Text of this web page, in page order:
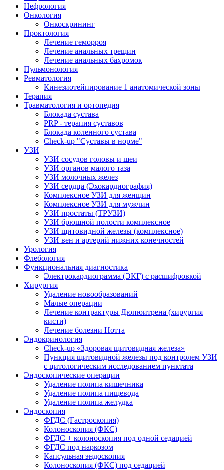
Нефрология
Онкология
Онкоскрининг
Проктология
Лечение геморроя
Лечение анальных трещин
Лечение анальных бахромок
Пульмонология
Ревматология
Кинезиотейпирование 1 анатомической зоны
Терапия
Травматология и ортопедия
Блокада сустава
PRP - терапия суставов
Блокада коленного сустава
Check-up "Суставы в норме"
УЗИ
УЗИ сосудов головы и шеи
УЗИ органов малого таза
УЗИ молочных желез
УЗИ сердца (Эхокардиография)
Комплексное УЗИ для женщин
Комплексное УЗИ для мужчин
УЗИ простаты (ТРУЗИ)
УЗИ брюшной полости комплексное
УЗИ щитовидной железы (комплексное)
УЗИ вен и артерий нижних конечностей
Урология
Флебология
Функциональная диагностика
Электрокардиограмма (ЭКГ) с расшифровкой
Хирургия
Удаление новообразований
Малые операции
Лечение контрактуры Дюпюитрена (хирургия
кисти)
Лечение болезни Нотта
Эндокринология
Check-up «Здоровая щитовидная железа»
Пункция щитовидной железы под контролем УЗИ
с цитологическим исследованием пунктата
Эндоскопические операции
Удаление полипа кишечника
Удаление полипа пищевода
Удаление полипа желудка
Эндоскопия
ФГДС (Гастроскопия)
Колоноскопия (ФКС)
ФГДС + колоноскопия под одной седацией
ФГДС под наркозом
Капсульная эндоскопия
Колоноскопия (ФКС) под седацией